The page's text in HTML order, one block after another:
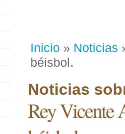
Inicio » Noticias
béisbol.
Noticias
Rey Vicente